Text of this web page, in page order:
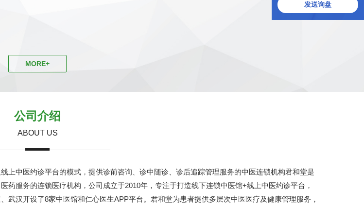
MORE+
公司介绍
ABOUT US
上中医约诊平台的模式，提供诊前咨询、诊中随诊、诊后追踪管理服务的中医连锁机构君和堂是
药服务的连锁医疗机构，公司成立于2010年，专注于打造线下连锁中医馆+线上中医约诊平台，
武汉开设了8家中医馆和仁心医生APP平台。君和堂为患者提供多层次中医医疗及健康管理服务，
发送询盘